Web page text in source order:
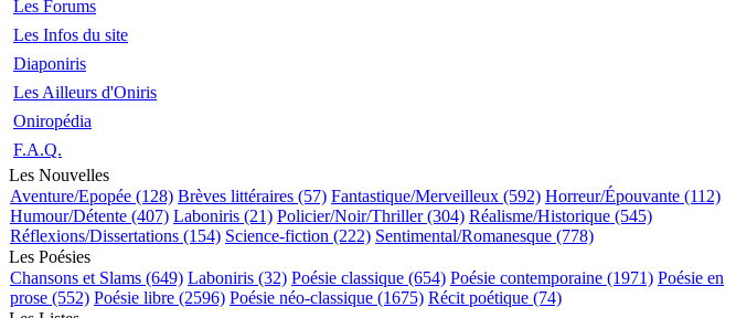
Les Forums
Les Infos du site
Diaponiris
Les Ailleurs d'Oniris
Oniropédia
F.A.Q.
Les Nouvelles
Aventure/Epopée (128) Brèves littéraires (57) Fantastique/Merveilleux (592) Horreur/Épouvante (112)
Humour/Détente (407) Laboniris (21) Policier/Noir/Thriller (304) Réalisme/Historique (545)
Réflexions/Dissertations (154) Science-fiction (222) Sentimental/Romanesque (778)
Les Poésies
Chansons et Slams (649) Laboniris (32) Poésie classique (654) Poésie contemporaine (1971) Poésie en
prose (552) Poésie libre (2596) Poésie néo-classique (1675) Récit poétique (74)